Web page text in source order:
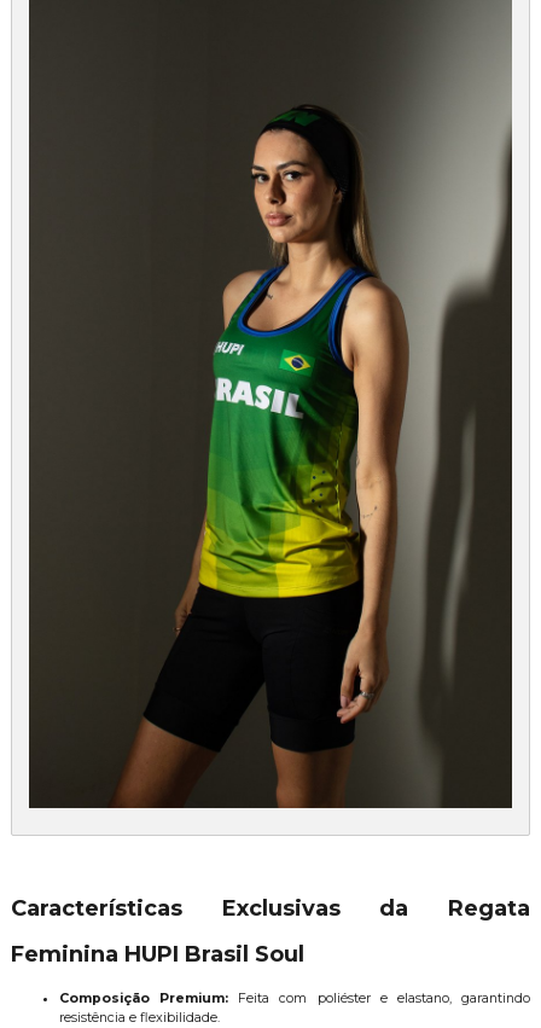
Características Exclusivas da Regata
Feminina HUPI Brasil Soul
Composição Premium: Feita com poliéster e elastano, garantindo
resistência e flexibilidade.